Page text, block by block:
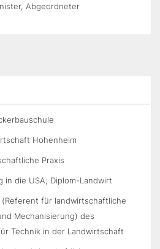
Abgeordneter
Hohenheim
Praxis
in die USA; Diplom-Landwirt
(Referent für landwirtschaftliche
Mechanisierung) des
Technik in der Landwirtschaft